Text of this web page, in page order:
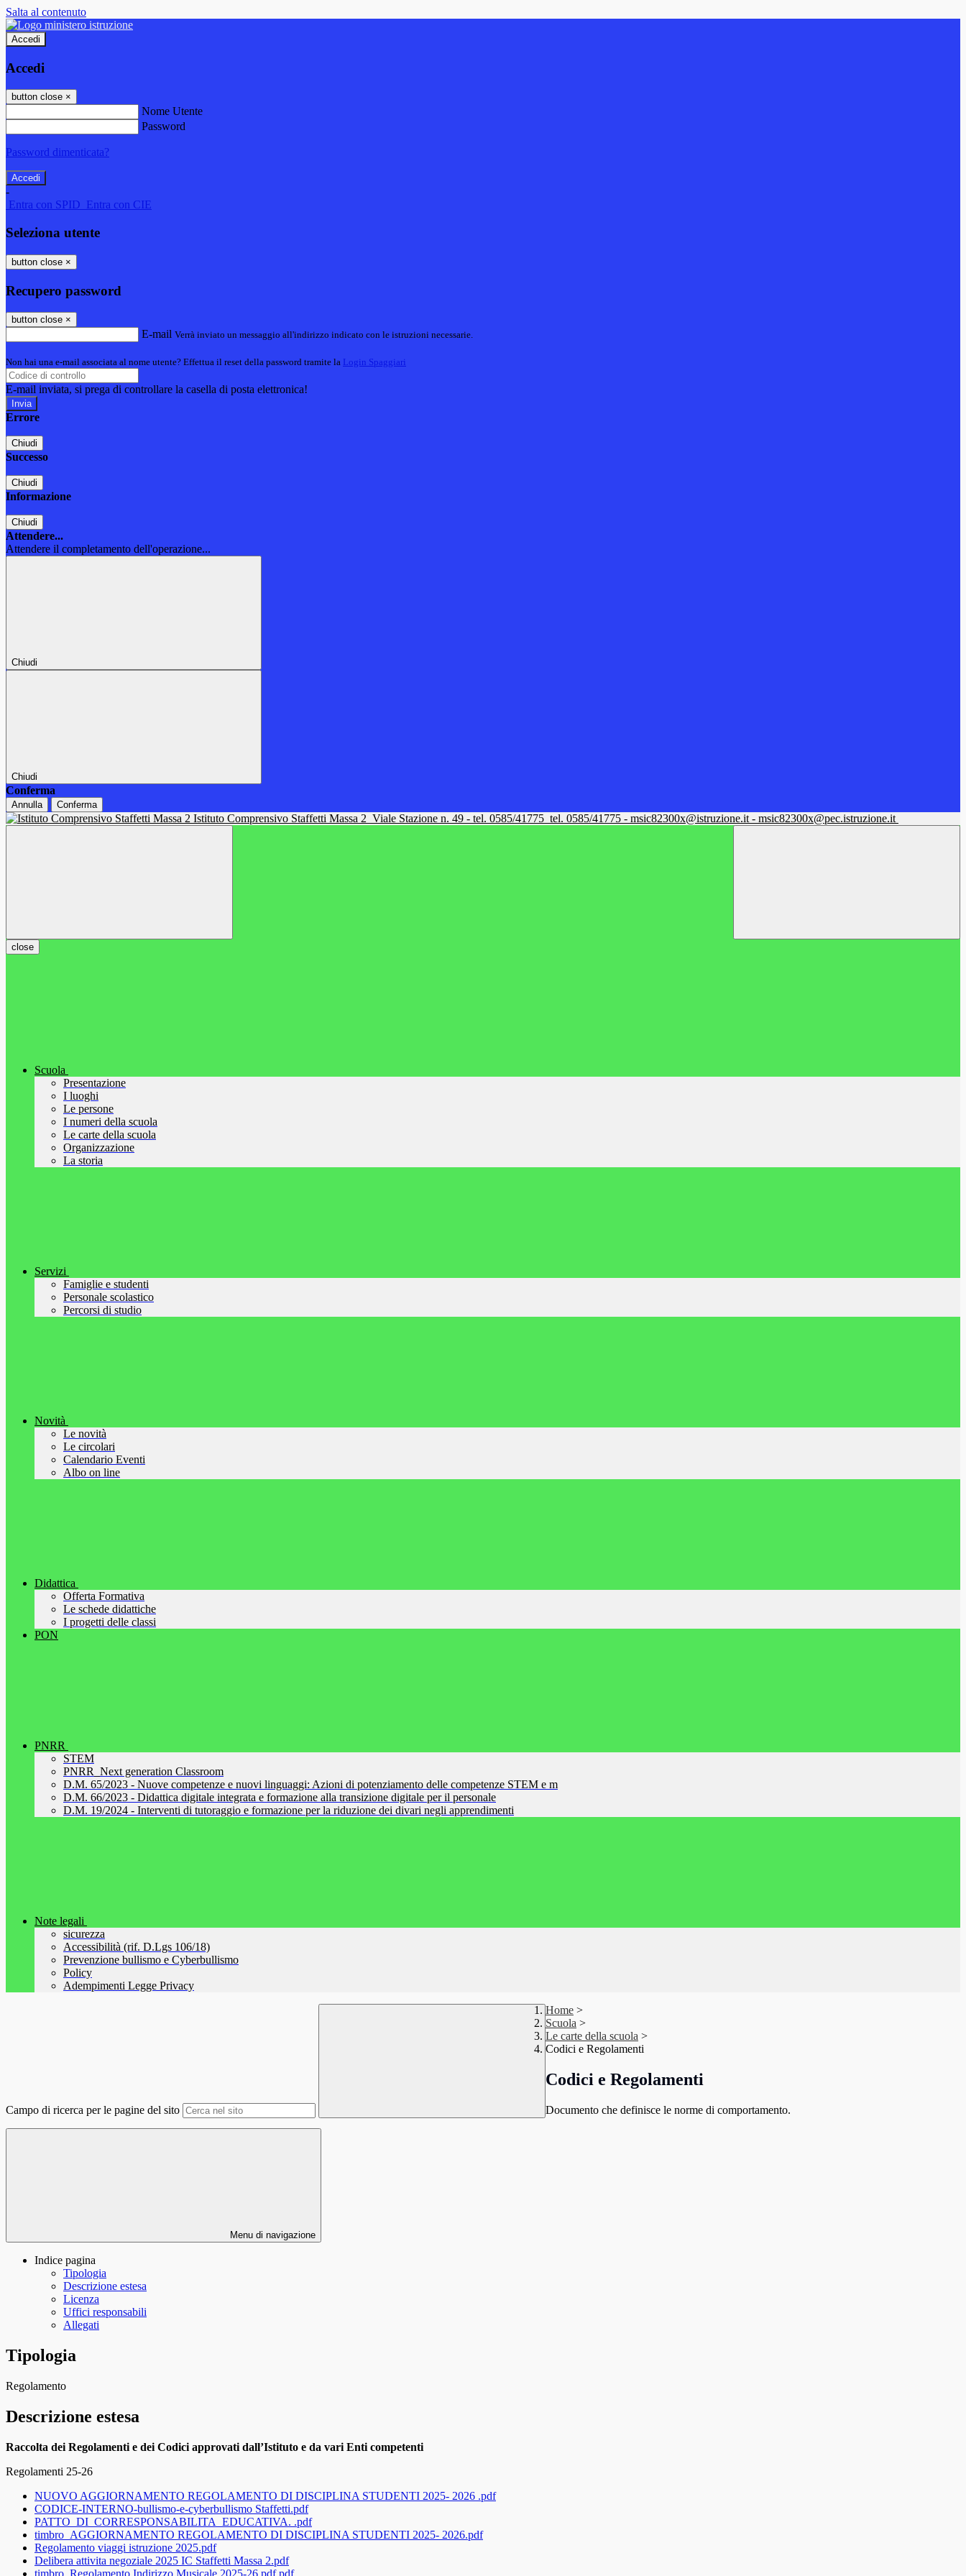
Salta al contenuto
Accedi
Accedi
button close ×
Nome Utente
Password
Password dimenticata?
-
Entra con SPID Entra con CIE
Seleziona utente
button close ×
Recupero password
button close ×
E-mail Verrà inviato un messaggio all'indirizzo indicato con le istruzioni necessarie.
Non hai una e-mail associata al nome utente? Effettua il reset della password tramite la Login Spaggiari
E-mail inviata, si prega di controllare la casella di posta elettronica!
Errore
Chiudi
Successo
Chiudi
Informazione
Chiudi
Attendere...
Attendere il completamento dell'operazione...
Chiudi
Chiudi
Conferma
Annulla Conferma
Istituto Comprensivo Staffetti Massa 2 Viale Stazione n. 49 - tel. 0585/41775 tel. 0585/41775 - msic82300x@istruzione.it - msic82300x@pec.istruzione.it
close
Scuola
Presentazione
I luoghi
Le persone
I numeri della scuola
Le carte della scuola
Organizzazione
La storia
Servizi
Famiglie e studenti
Personale scolastico
Percorsi di studio
Novità
Le novità
Le circolari
Calendario Eventi
Albo on line
Didattica
Offerta Formativa
Le schede didattiche
I progetti delle classi
PON
PNRR
STEM
PNRR_Next generation Classroom
D.M. 65/2023 - Nuove competenze e nuovi linguaggi: Azioni di potenziamento delle competenze STEM e m
D.M. 66/2023 - Didattica digitale integrata e formazione alla transizione digitale per il personale
D.M. 19/2024 - Interventi di tutoraggio e formazione per la riduzione dei divari negli apprendimenti
Note legali
sicurezza
Accessibilità (rif. D.Lgs 106/18)
Prevenzione bullismo e Cyberbullismo
Policy
Adempimenti Legge Privacy
Campo di ricerca per le pagine del sito
Home >
Scuola >
Le carte della scuola >
Codici e Regolamenti
Codici e Regolamenti
Documento che definisce le norme di comportamento.
Menu di navigazione
Indice pagina
Tipologia
Descrizione estesa
Licenza
Uffici responsabili
Allegati
Tipologia
Regolamento
Descrizione estesa
Raccolta dei Regolamenti e dei Codici approvati dall’Istituto e da vari Enti competenti
Regolamenti 25-26
NUOVO AGGIORNAMENTO REGOLAMENTO DI DISCIPLINA STUDENTI 2025- 2026 .pdf
CODICE-INTERNO-bullismo-e-cyberbullismo Staffetti.pdf
PATTO_DI_CORRESPONSABILITA_EDUCATIVA. .pdf
timbro_AGGIORNAMENTO REGOLAMENTO DI DISCIPLINA STUDENTI 2025- 2026.pdf
Regolamento viaggi istruzione 2025.pdf
Delibera attivita negoziale 2025 IC Staffetti Massa 2.pdf
timbro_Regolamento Indirizzo Musicale 2025-26 pdf.pdf